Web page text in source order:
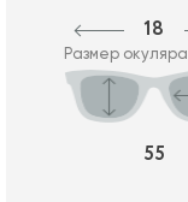
18
Размер окуляра
55